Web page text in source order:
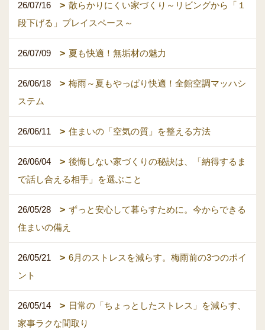
26/07/16
散らかりにくい家づくり～リビングから「１
段下げる」プレイスペース～
26/07/09 夏も快適！無垢材の魅力
26/06/18
梅雨～夏もやっぱり快適！全館空調マッハシ
ステム
26/06/11 住まいの「空気の質」を整える方法
26/06/04
後悔しない家づくりの秘訣は、「納得するま
で話し合える相手」を選ぶこと
26/05/28
ずっと安心して暮らすために。今からできる
住まいの備え
26/05/21
6月のストレスを減らす。梅雨前の3つのポイ
ント
26/05/14
日常の「ちょっとしたストレス」を減らす、
家事ラクな間取り